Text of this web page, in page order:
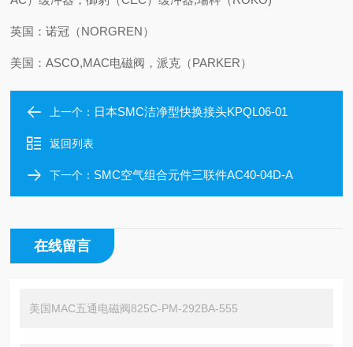
英国：诺冠（NORGREN）
美国：ASCO,MAC电磁阀，派克（PARKER）
上一个： 日本SMC洁净型快换接头KPQL06-01
返回列表
下一个： SMC空气组合元件三联件AC40-04D-A
在线留言